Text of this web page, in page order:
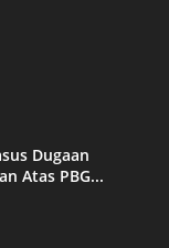
Dugaan
Atas PBG...